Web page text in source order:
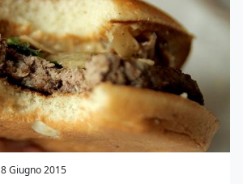
8 Giugno 2015